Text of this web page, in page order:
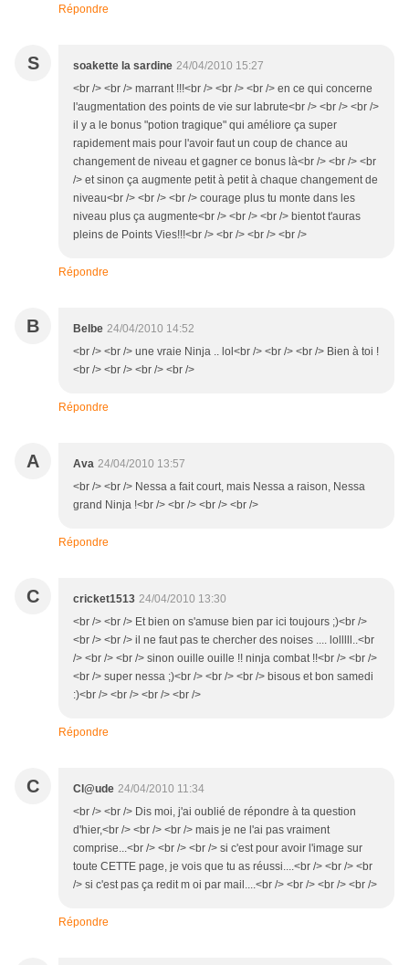
Répondre
S soakette la sardine 24/04/2010 15:27
<br /> <br /> marrant !!!<br /> <br /> <br /> en ce qui concerne
l'augmentation des points de vie sur labrute<br /> <br /> <br />
il y a le bonus "potion tragique" qui améliore ça super
rapidement mais pour l'avoir faut un coup de chance au
changement de niveau et gagner ce bonus là<br /> <br /> <br
/> et sinon ça augmente petit à petit à chaque changement de
niveau<br /> <br /> <br /> courage plus tu monte dans les
niveau plus ça augmente<br /> <br /> <br /> bientot t'auras
pleins de Points Vies!!!<br /> <br /> <br /> <br />
Répondre
B Belbe 24/04/2010 14:52
<br /> <br /> une vraie Ninja .. lol<br /> <br /> <br /> Bien à toi !
<br /> <br /> <br /> <br />
Répondre
A Ava 24/04/2010 13:57
<br /> <br /> Nessa a fait court, mais Nessa a raison, Nessa
grand Ninja !<br /> <br /> <br /> <br />
Répondre
C cricket1513 24/04/2010 13:30
<br /> <br /> Et bien on s'amuse bien par ici toujours ;)<br />
<br /> <br /> il ne faut pas te chercher des noises .... lolllll..<br
/> <br /> <br /> sinon ouille ouille !! ninja combat !!<br /> <br />
<br /> super nessa ;)<br /> <br /> <br /> bisous et bon samedi
:)<br /> <br /> <br /> <br />
Répondre
C Cl@ude 24/04/2010 11:34
<br /> <br /> Dis moi, j'ai oublié de répondre à ta question
d'hier,<br /> <br /> <br /> mais je ne l'ai pas vraiment
comprise...<br /> <br /> <br /> si c'est pour avoir l'image sur
toute CETTE page, je vois que tu as réussi....<br /> <br /> <br
/> si c'est pas ça redit m oi par mail....<br /> <br /> <br /> <br />
Répondre